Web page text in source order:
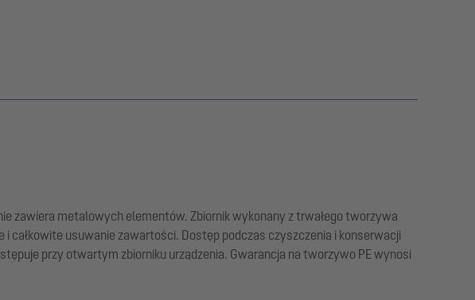
zawiera metalowych elementów. Zbiornik wykonany z trwałego tworzywa
całkowite usuwanie zawartości. Dostęp podczas czyszczenia i konserwacji
przy otwartym zbiorniku urządzenia. Gwarancja na tworzywo PE wynosi